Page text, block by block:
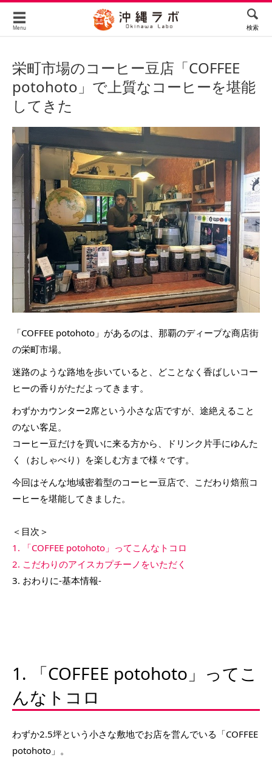
Menu 検索
栄町市場のコーヒー豆店「COFFEE
potohoto」で上質なコーヒーを堪能
してきた
「COFFEE potohoto」があるのは、那覇のディープな商店街
の栄町市場。
迷路のような路地を歩いていると、どことなく香ばしいコー
ヒーの香りがただよってきます。
わずかカウンター2席という小さな店ですが、途絶えること
のない客足。
コーヒー豆だけを買いに来る方から、ドリンク片手にゆんた
く（おしゃべり）を楽しむ方まで様々です。
今回はそんな地域密着型のコーヒー豆店で、こだわり焙煎コ
ーヒーを堪能してきました。
＜目次＞
1. 「COFFEE potohoto」ってこんなトコロ
2. こだわりのアイスカプチーノをいただく
3. おわりに-基本情報-
1. 「COFFEE potohoto」ってこ
んなトコロ
わずか2.5坪という小さな敷地でお店を営んでいる「COFFEE
potohoto」。